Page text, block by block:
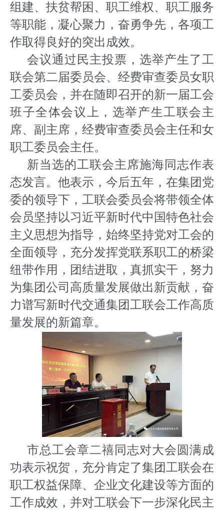
组建、扶贫帮困、职工维权、职工服务
等职能，凝心聚力，奋勇争先，各项工
作取得良好的突出成效。
会议通过民主投票，选举产生了工
联会第二届委员会、经费审查委员女职
工委员会，并在随即召开的新一届工会
班子全体会议上，选举产生工联会主
席、副主席，经费审查委员会主任和女
职工委员会主任。
新当选的工联会主席施海同志作表
态发言。他表示，今后五年，在集团党
委的领导下，工联会委员会将带领全体
会员坚持以习近平新时代中国特色社会
主义思想为指导，始终坚持党对工会的
全面领导，充分发挥党联系职工的桥梁
纽带作用，团结进取，真抓实干，努力
为集团公司高质量发展做出新贡献，奋
力谱写新时代交通集团工联会工作高质
量发展的新篇章。
市总工会章二禧同志对大会圆满成
功表示祝贺，充分肯定了集团工联会在
职工权益保障、企业文化建设等方面的
工作成效，并对工联会下一步深化民主